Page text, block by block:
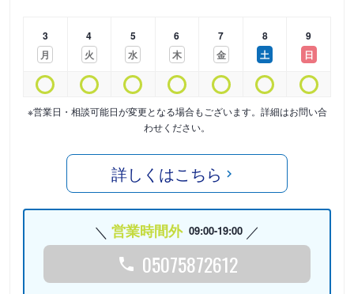
3
月
4
火
5
水
6
木
7
金
8
土
9
日
※営業日・相談可能日が変更となる場合もございます。詳細はお問い合
わせください。
詳しくはこちら
営業時間外 09:00-19:00
05075872612